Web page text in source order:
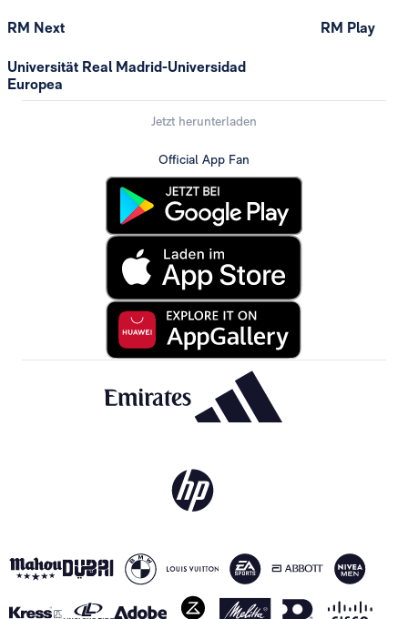
RM Next
Universität Real Madrid-Universidad
Europea
RM Play
Jetzt herunterladen
Official App Fan